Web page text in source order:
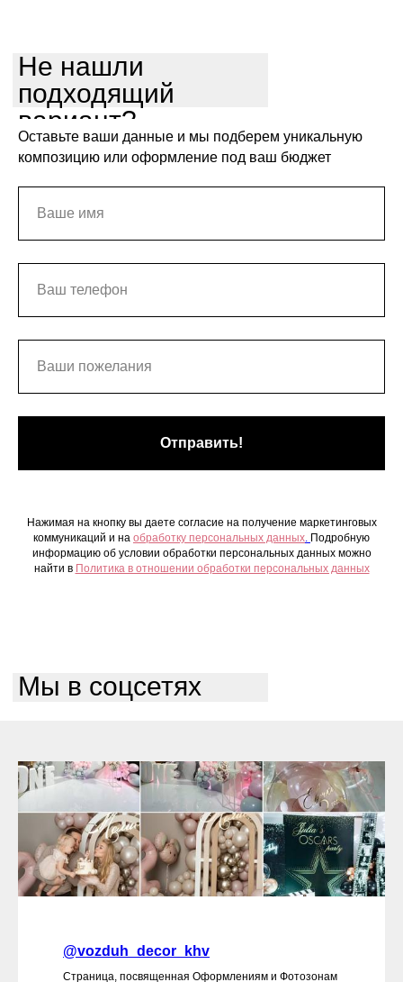
Не нашли
подходящий
вариант?
Оставьте ваши данные и мы подберем уникальную
композицию или оформление под ваш бюджет
Отправить!
Нажимая на кнопку вы даете согласие на получение маркетинговых
коммуникаций и на обработку персональных данных. Подробную
информацию об условии обработки персональных данных можно
найти в Политика в отношении обработки персональных данных
Мы в соцсетях
@vozduh_decor_khv
Страница, посвященная Оформлениям и Фотозонам